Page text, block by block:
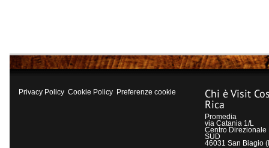
Privacy Policy Cookie Policy Preferenze cookie Chi è Visit
Rica
Promedia
via Catania 1/L
Centro Direzionale
SUD
46031 San Biagio